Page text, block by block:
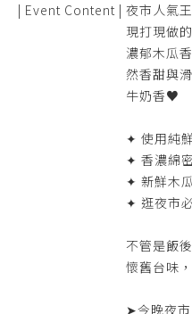
| Event Content | 夜市人氣
現打現做
濃郁木瓜
然香甜與
牛奶香♥
✦ 使用純
✦ 香濃綿
✦ 新鮮木
✦ 逛夜市
不管是飯
懷舊台味
➤今晚夜市